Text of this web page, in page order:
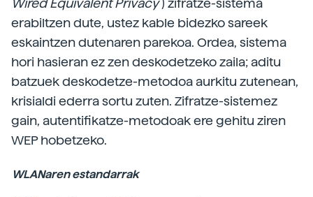
Wired Equivalent Privacy) zifratze-sistema
erabiltzen dute, ustez kable bidezko sareek
eskaintzen dutenaren parekoa. Ordea, sistema
hori hasieran ez zen deskodetzeko zaila; aditu
batzuek deskodetze-metodoa aurkitu zutenean,
krisialdi ederra sortu zuten. Zifratze-sistemez
gain, autentifikatze-metodoak ere gehitu ziren
WEP hobetzeko.
WLANaren estandarrak